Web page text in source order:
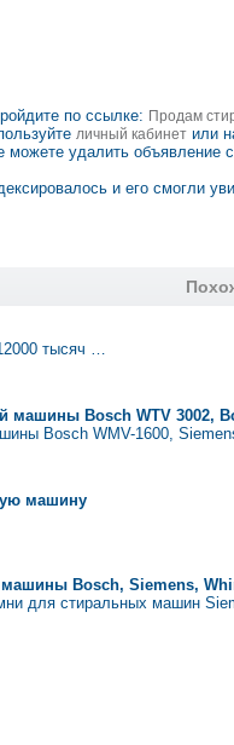
по ссылке: Продам
личный кабинет или
можете удалить объявление
и его смогли
тысяч …
машины Bosch WTV 3002,
Bosch WMV-1600,
машину
Bosch, Siemens,
для стиральных машин